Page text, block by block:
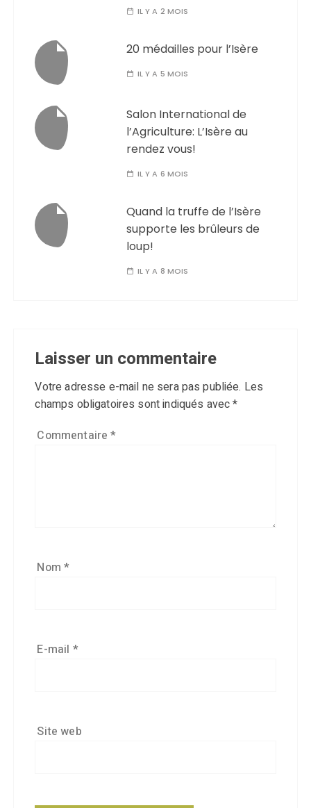
IL Y A 2 MOIS
20 médailles pour l’Isère
IL Y A 5 MOIS
Salon International de
l’Agriculture: L’Isère au
rendez vous!
IL Y A 6 MOIS
Quand la truffe de l’Isère
supporte les brûleurs de
loup!
IL Y A 8 MOIS
Laisser un commentaire
Votre adresse e-mail ne sera pas publiée. Les
champs obligatoires sont indiqués avec*
Commentaire*
Nom*
E-mail *
Site web